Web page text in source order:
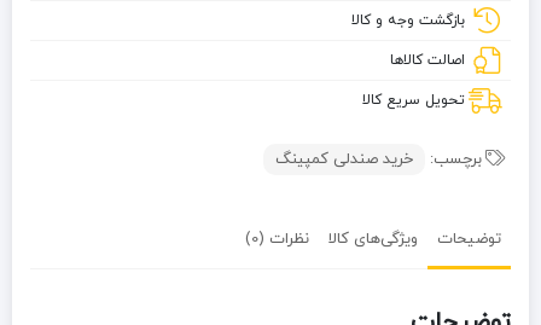
بازگشت وجه و کالا
اصالت کالاها
تحویل سریع کالا
برچسب: خرید صندلی کمپینگ
توضیحات ویژگی‌های کالا نظرات (0)